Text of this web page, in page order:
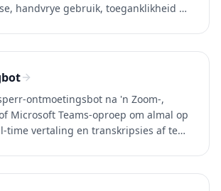
handvrye gebruik, toeganklikheid en
ontmoetingsbot na 'n Zoom-,
Microsoft Teams-oproep om almal op
time vertaling en transkripsies af te